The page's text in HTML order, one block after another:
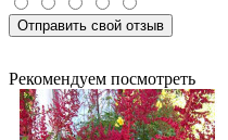
Отправить свой отзыв
Рекомендуем посмотреть